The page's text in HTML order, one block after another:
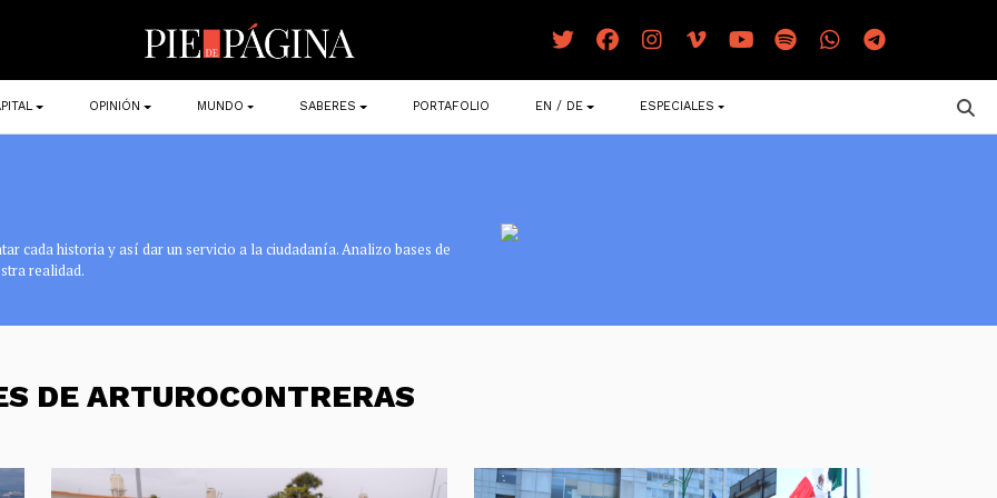
OPINIÓN MUNDO SABERES PORTAFOLIO EN / DE ESPECIALES
cada historia y así dar un servicio a la ciudadanía. Analizo bases de
realidad.
DE ARTUROCONTRERAS